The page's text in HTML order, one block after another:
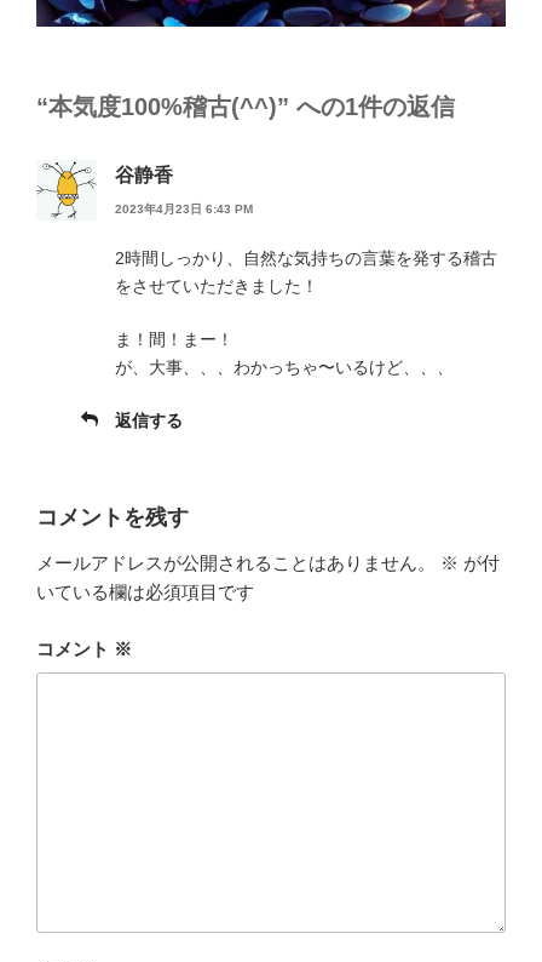
“本気度100%稽古(^^)” への1件の返信
谷静香
2023年4月23日 6:43 PM
2時間しっかり、自然な気持ちの言葉を発する稽古
をさせていただきました！
ま！間！まー！
が、大事、、、わかっちゃ〜いるけど、、、
返信する
コメントを残す
メールアドレスが公開されることはありません。 ※ が付
いている欄は必須項目です
コメント ※